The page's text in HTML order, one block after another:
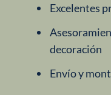
Excelentes
decoración
Envío y